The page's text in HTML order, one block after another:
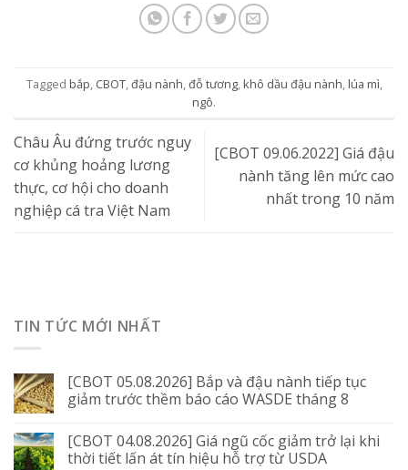
Tagged bắp, CBOT,đậu nành,đỗ tương, khô dầu đậu nành, lúa mì,
ngô.
Châu Âu đứng trước nguy
cơ khủng hoảng lương
thực, cơ hội cho doanh
nghiệp cá tra Việt Nam
[CBOT 09.06.2022] Giá đậu
nành tăng lên mức cao
nhất trong 10 năm
TIN TỨC MỚI NHẤT
[CBOT 05.08.2026] Bắp và đậu nành tiếp tục
giảm trước thềm báo cáo WASDE tháng 8
[CBOT 04.08.2026] Giá ngũ cốc giảm trở lại khi
thời tiết lấn át tín hiệu hỗ trợ từ USDA